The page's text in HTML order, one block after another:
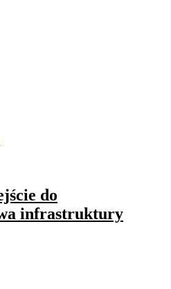
do
infrastruktury